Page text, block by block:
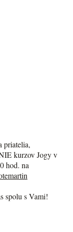
priatelia,
kurzov Jogy v
hod. na
spolu s Vami!